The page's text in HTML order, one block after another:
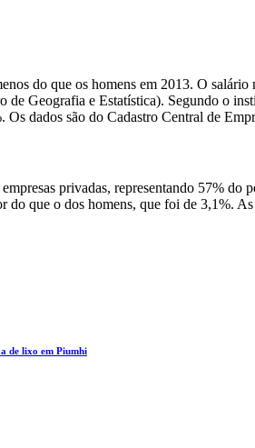
do que os homens em 2013. O
Geografia e Estatística). Segundo o
dados são do Cadastro Central de
privadas, representando 57%
que o dos homens, que foi de 3,1%.
de lixo em Piumhi